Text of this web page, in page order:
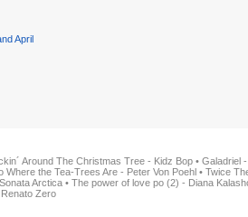
April
Around The Christmas Tree - Kidz Bop • Galadriel
Where the Tea-Trees Are - Peter Von Poehl • Twice
Arctica • The power of love po (2) - Diana
Zero